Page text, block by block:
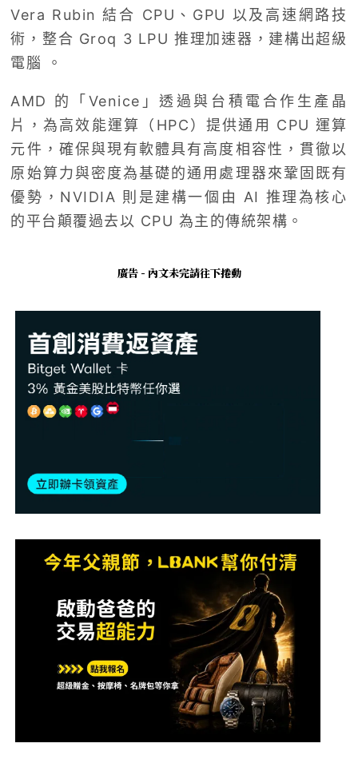
Vera Rubin 結合 CPU、GPU 以及高速網路技
術，整合 Groq 3 LPU 推理加速器，建構出超級
電腦 。
AMD 的「Venice」透過與台積電合作生產晶
片，為高效能運算（HPC）提供通用 CPU 運算
元件，確保與現有軟體具有高度相容性，貫徹以
原始算力與密度為基礎的通用處理器來鞏固既有
優勢，NVIDIA 則是建構一個由 AI 推理為核心
的平台顛覆過去以 CPU 為主的傳統架構。
廣告 - 內文未完請往下捲動